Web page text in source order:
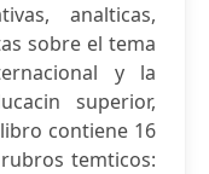
analticas,
sobre el tema
y la
superior,
contiene 16
temticos: